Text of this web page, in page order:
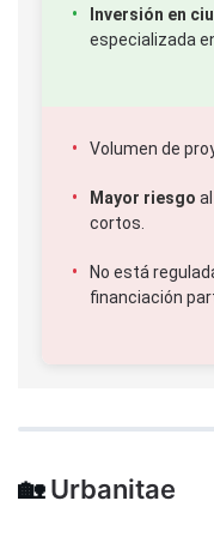
Inversión en
especializada
Volumen de
Mayor riesgo
cortos.
No está
financiación
🏡Urbanitae